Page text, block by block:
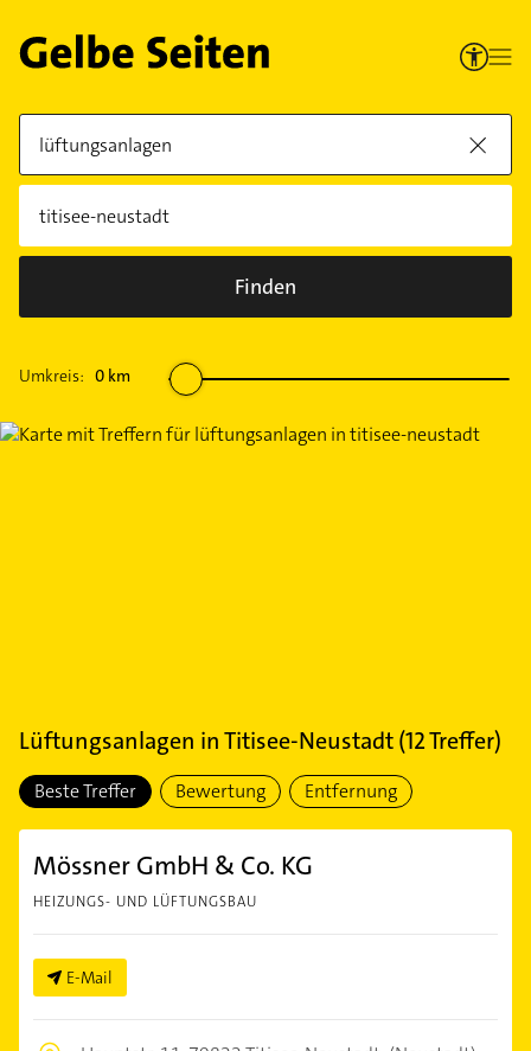
Finden
Umkreis: 0 km
Lüftungsanlagen inTitisee-Neustadt(12Treffer)
Beste Treffer Bewertung Entfernung
Mössner GmbH & Co. KG
HEIZUNGS- UND LÜFTUNGSBAU
E-Mail